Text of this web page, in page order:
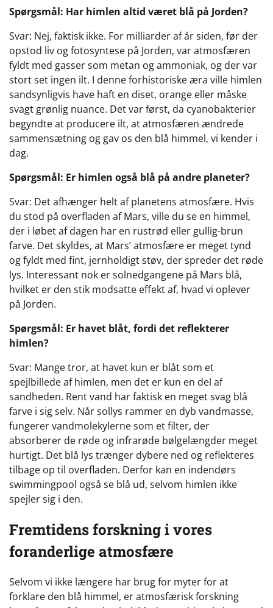
Spørgsmål: Har himlen altid været blå på Jorden?
Svar: Nej, faktisk ikke. For milliarder af år siden, før der
opstod liv og fotosyntese på Jorden, var atmosfæren
fyldt med gasser som metan og ammoniak, og der var
stort set ingen ilt. I denne forhistoriske æra ville himlen
sandsynligvis have haft en diset, orange eller måske
svagt grønlig nuance. Det var først, da cyanobakterier
begyndte at producere ilt, at atmosfæren ændrede
sammensætning og gav os den blå himmel, vi kender i
dag.
Spørgsmål: Er himlen også blå på andre planeter?
Svar: Det afhænger helt af planetens atmosfære. Hvis
du stod på overfladen af Mars, ville du se en himmel,
der i løbet af dagen har en rustrød eller gullig-brun
farve. Det skyldes, at Mars’ atmosfære er meget tynd
og fyldt med fint, jernholdigt støv, der spreder det røde
lys. Interessant nok er solnedgangene på Mars blå,
hvilket er den stik modsatte effekt af, hvad vi oplever
på Jorden.
Spørgsmål: Er havet blåt, fordi det reflekterer
himlen?
Svar: Mange tror, at havet kun er blåt som et
spejlbillede af himlen, men det er kun en del af
sandheden. Rent vand har faktisk en meget svag blå
farve i sig selv. Når sollys rammer en dyb vandmasse,
fungerer vandmolekylerne som et filter, der
absorberer de røde og infrarøde bølgelængder meget
hurtigt. Det blå lys trænger dybere ned og reflekteres
tilbage op til overfladen. Derfor kan en indendørs
swimmingpool også se blå ud, selvom himlen ikke
spejler sig i den.
Fremtidens forskning i vores
foranderlige atmosfære
Selvom vi ikke længere har brug for myter for at
forklare den blå himmel, er atmosfærisk forskning